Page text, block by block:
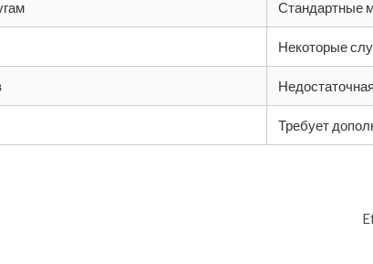
Стандартные
Некоторые
Требует